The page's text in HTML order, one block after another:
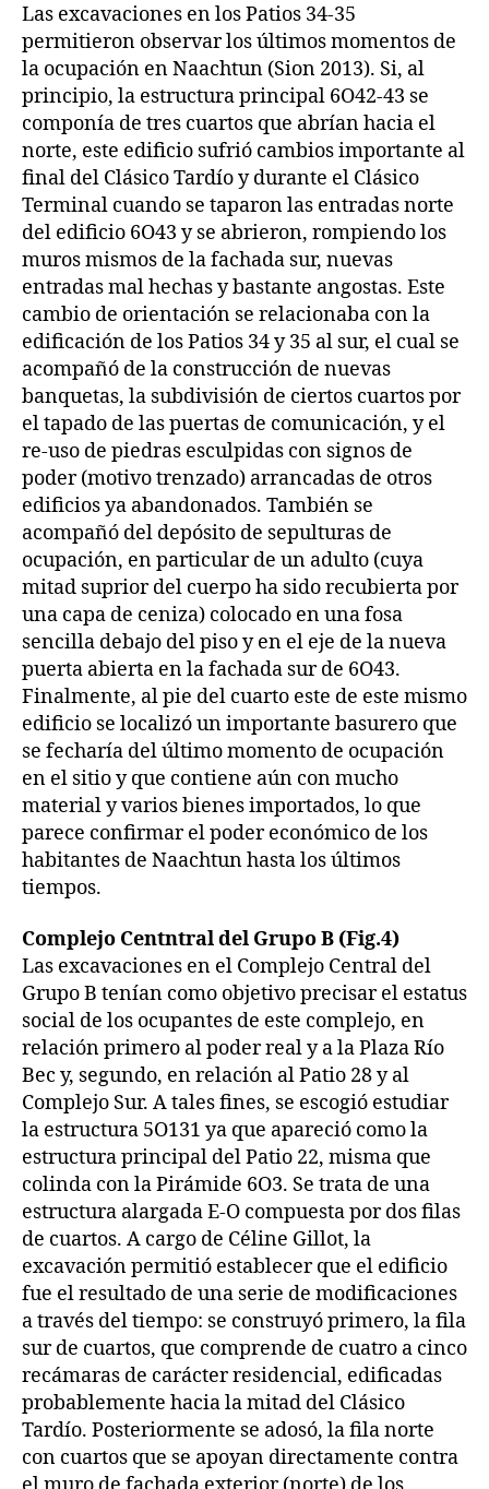
Las excavaciones en los Patios 34-35
permitieron observar los últimos momentos de
la ocupación en Naachtun (Sion 2013). Si, al
principio, la estructura principal 6O42-43 se
componía de tres cuartos que abrían hacia el
norte, este edificio sufrió cambios importante al
final del Clásico Tardío y durante el Clásico
Terminal cuando se taparon las entradas norte
del edificio 6O43 y se abrieron, rompiendo los
muros mismos de la fachada sur, nuevas
entradas mal hechas y bastante angostas. Este
cambio de orientación se relacionaba con la
edificación de los Patios 34 y 35 al sur, el cual se
acompañó de la construcción de nuevas
banquetas, la subdivisión de ciertos cuartos por
el tapado de las puertas de comunicación, y el
re-uso de piedras esculpidas con signos de
poder (motivo trenzado) arrancadas de otros
edificios ya abandonados. También se
acompañó del depósito de sepulturas de
ocupación, en particular de un adulto (cuya
mitad suprior del cuerpo ha sido recubierta por
una capa de ceniza) colocado en una fosa
sencilla debajo del piso y en el eje de la nueva
puerta abierta en la fachada sur de 6O43.
Finalmente, al pie del cuarto este de este mismo
edificio se localizó un importante basurero que
se fecharía del último momento de ocupación
en el sitio y que contiene aún con mucho
material y varios bienes importados, lo que
parece confirmar el poder económico de los
habitantes de Naachtun hasta los últimos
tiempos.
Complejo Centntral del Grupo B (Fig.4)
Las excavaciones en el Complejo Central del
Grupo B tenían como objetivo precisar el estatus
social de los ocupantes de este complejo, en
relación primero al poder real y a la Plaza Río
Bec y, segundo, en relación al Patio 28 y al
Complejo Sur. A tales fines, se escogió estudiar
la estructura 5O131 ya que apareció como la
estructura principal del Patio 22, misma que
colinda con la Pirámide 6O3. Se trata de una
estructura alargada E-O compuesta por dos filas
de cuartos. A cargo de Céline Gillot, la
excavación permitió establecer que el edificio
fue el resultado de una serie de modificaciones
a través del tiempo: se construyó primero, la fila
sur de cuartos, que comprende de cuatro a cinco
recámaras de carácter residencial, edificadas
probablemente hacia la mitad del Clásico
Tardío. Posteriormente se adosó, la fila norte
con cuartos que se apoyan directamente contra